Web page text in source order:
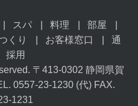
スパ 料理
部屋
くり お客様窓口
通
採用
〒413-0302 静岡県賀
0557-23-1230 (代) FAX.
1231